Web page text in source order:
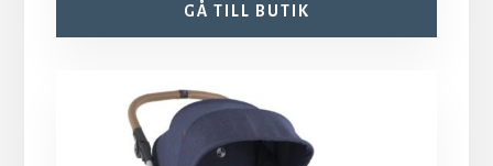
GÅ TILL BUTIK